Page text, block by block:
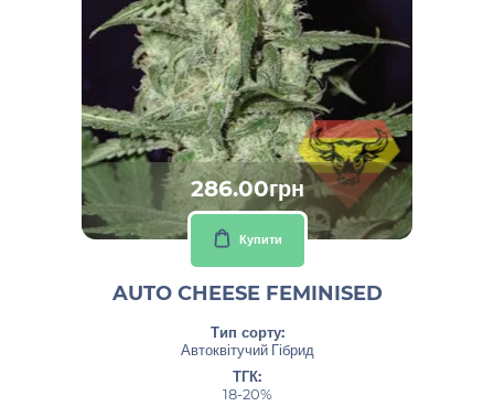
286.00грн
Купити
AUTO CHEESE FEMINISED
Тип сорту:
Автоквітучий Гібрид
ТГК:
18-20%